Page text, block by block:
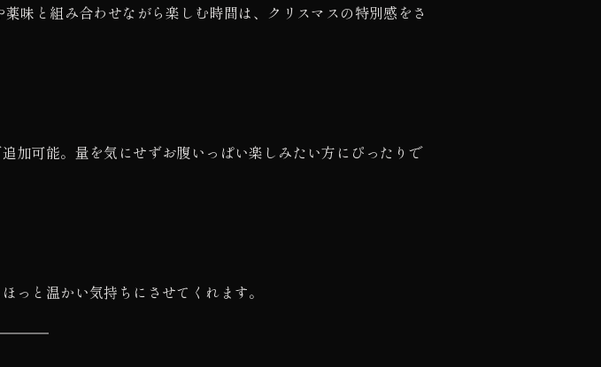
味と組み合わせながら楽しむ時間は、クリスマスの特別感をさ
加可能。量を気にせずお腹いっぱい楽しみたい方にぴったりで
っと温かい気持ちにさせてくれます。